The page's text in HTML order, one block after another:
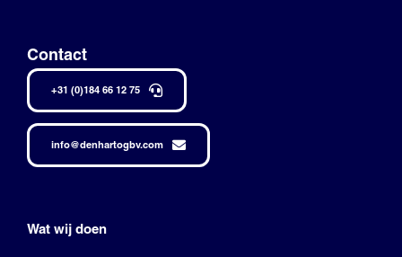
Contact
+31 (0)184 66 12 75
info@denhartogbv.com
Wat wij doen